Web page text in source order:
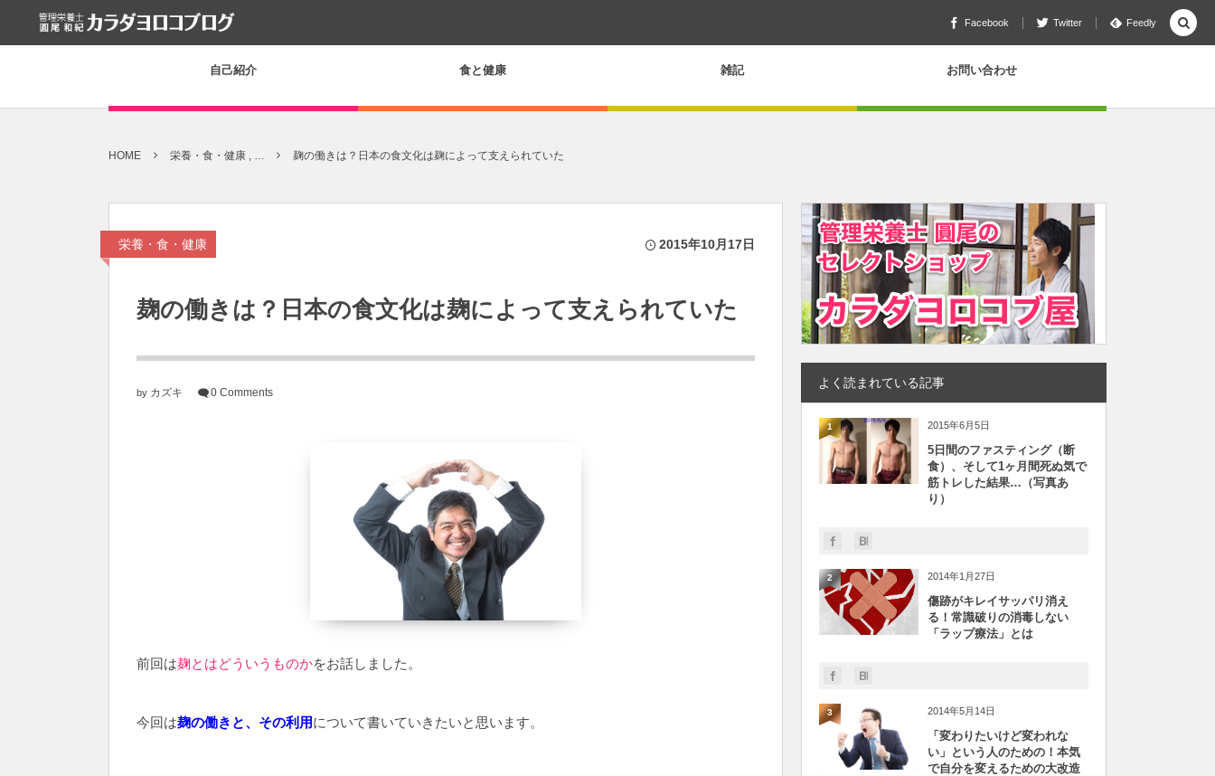
Facebook Twitter Feedly
自己紹介 食と健康 雑記 お問い合わせ
HOME 栄養・食・健康 , … 麹の働きは？日本の食文化は麹によって支えられていた
栄養・食・健康 2015年10月17日
麹の働きは？日本の食文化は麹によって支えられていた
by カズキ 0 Comments
前回は麹とはどういうものかをお話しました。
今回は麹の働きと、その利用について書いていきたいと思います。
よく読まれている記事
1 2015年6月5日
5日間のファスティング（断
食）、そして1ヶ月間死ぬ気で
筋トレした結果…（写真あ
り）
2 2014年1月27日
傷跡がキレイサッパリ消え
る！常識破りの消毒しない
「ラップ療法」とは
3 2014年5月14日
「変わりたいけど変われな
い」という人のための！本気
で自分を変えるための大改造